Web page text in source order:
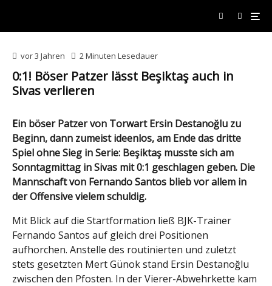
vor 3 Jahren 2 Minuten Lesedauer
0:1! Böser Patzer lässt Beşiktaş auch in
Sivas verlieren
Ein böser Patzer von Torwart Ersin Destanoğlu zu
Beginn, dann zumeist ideenlos, am Ende das dritte
Spiel ohne Sieg in Serie: Beşiktaş musste sich am
Sonntagmittag in Sivas mit 0:1 geschlagen geben. Die
Mannschaft von Fernando Santos blieb vor allem in
der Offensive vielem schuldig.
Mit Blick auf die Startformation ließ BJK-Trainer
Fernando Santos auf gleich drei Positionen
aufhorchen. Anstelle des routinierten und zuletzt
stets gesetzten Mert Günok stand Ersin Destanoğlu
zwischen den Pfosten. In der Vierer-Abwehrkette kam